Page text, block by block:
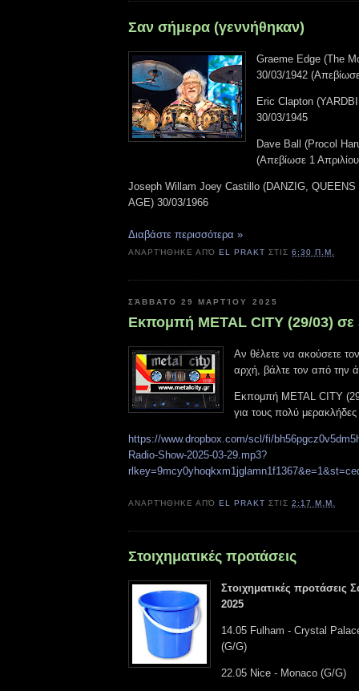
Σαν σήμερα (γεννήθηκαν)
Graeme Edge (The
30/03/1942
Eric Clapton
30/03/1945
Dave Ball (Procol
(Απεβίωσε 1
Joseph Willam Joey Castillo (DANZIG,
AGE) 30/03/1966
Διαβάστε περισσότερα »
ΑΝΑΡΤΉΘΗΚΕ ΑΠΌEL PRAKT ΣΤΙΣ6:30 Π.Μ.
ΣΆΒΒΑΤΟ 29 ΜΑΡΤΊΟΥ 2025
Εκπομπή METAL CITY (29/03)
Αν θέλετε να ακούσετε
αρχή, βάλτε τον από την
Εκπομπή METAL CITY
για τους πολύ μερακλήδες
https://www.dropbox.com/scl/fi/
Radio-Show-2025-03-29.mp3?
ΑΝΑΡΤΉΘΗΚΕ ΑΠΌEL PRAKT ΣΤΙΣ2:17 Μ.Μ.
Στοιχηματικές προτάσεις
Στοιχηματικές προτάσεις
2025
14.05 Fulham - Crystal
(G/G)
22.05 Nice - Monaco (G/G)